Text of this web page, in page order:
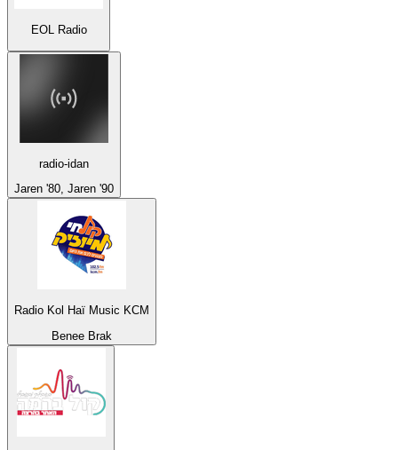
EOL Radio
radio-idan
Jaren '80, Jaren '90
Radio Kol Haï Music KCM
Benee Brak